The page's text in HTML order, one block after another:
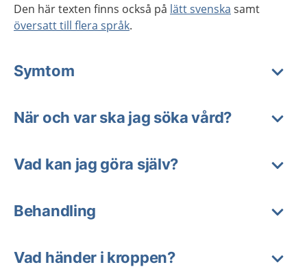
Den här texten finns också på lätt svenska samt
översatt till flera språk.
Symtom
När och var ska jag söka vård?
Vad kan jag göra själv?
Behandling
Vad händer i kroppen?